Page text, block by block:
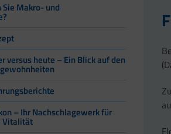
Makro- und
versus heute – Ein Blick auf den
– Ihr Nachschlagewerk für
Vitalität